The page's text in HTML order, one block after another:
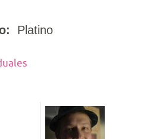
Platino